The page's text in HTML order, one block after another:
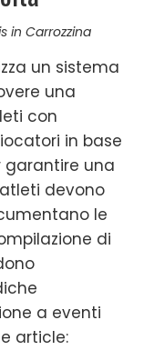
in Carrozzina
un sistema
una
con
in base
garantire una
devono
le
di
a eventi
article: